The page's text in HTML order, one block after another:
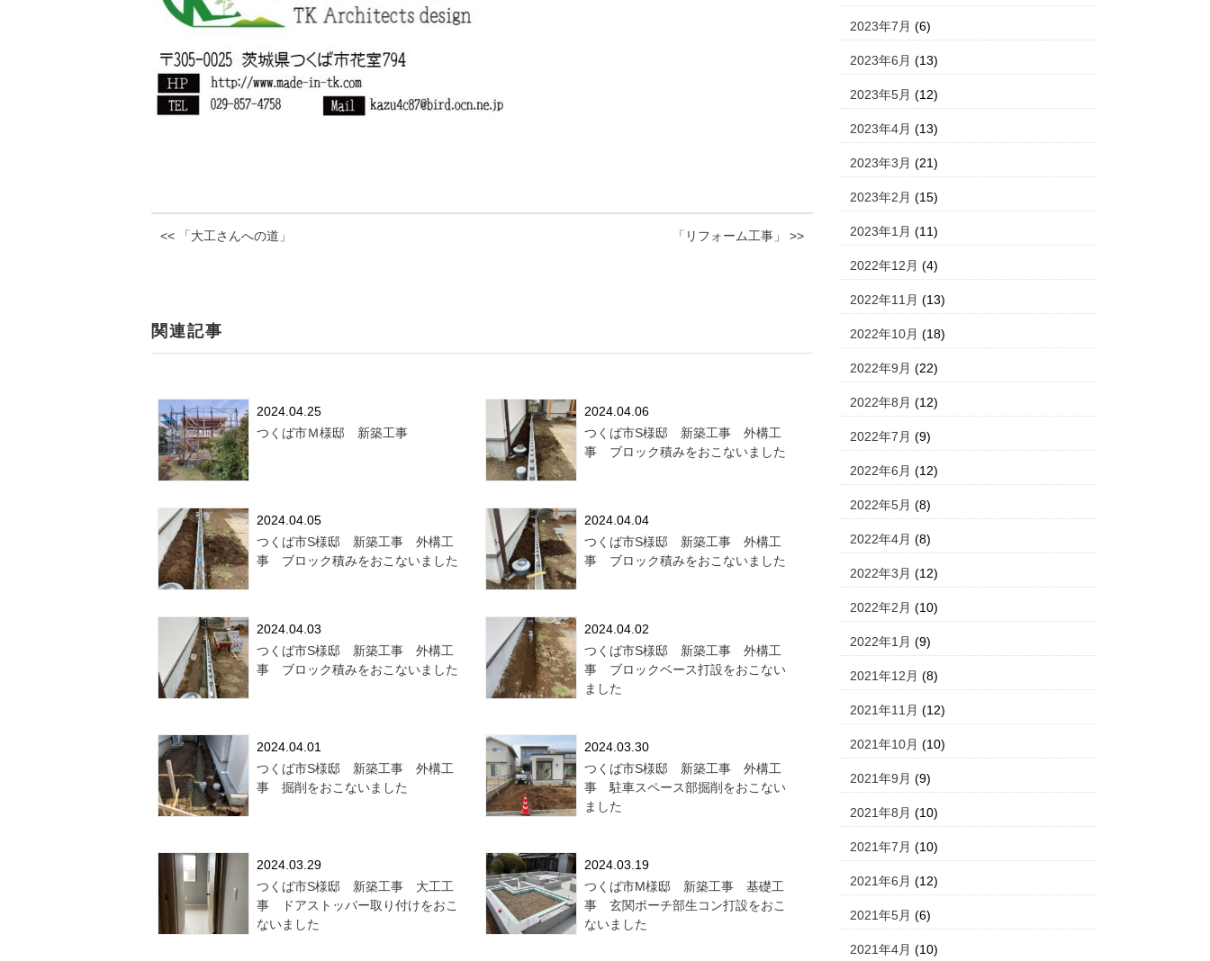
<< 「大工さんへの道」 「リフォーム工事」 >>
関連記事
2024.04.25
つくば市Ｍ様邸 新築工事
2024.04.06
つくば市S様邸 新築工事 外構工
事 ブロック積みをおこないました
2024.04.05
つくば市S様邸 新築工事 外構工
事 ブロック積みをおこないました
2024.04.04
つくば市S様邸 新築工事 外構工
事 ブロック積みをおこないました
2024.04.03
つくば市S様邸 新築工事 外構工
事 ブロック積みをおこないました
2024.04.02
つくば市S様邸 新築工事 外構工
事 ブロックベース打設をおこない
ました
2024.04.01
つくば市S様邸 新築工事 外構工
事 掘削をおこないました
2024.03.30
つくば市S様邸 新築工事 外構工
事 駐車スペース部掘削をおこない
ました
2024.03.29
つくば市S様邸 新築工事 大工工
事 ドアストッパー取り付けをおこ
ないました
2024.03.19
つくば市M様邸 新築工事 基礎工
事 玄関ポーチ部生コン打設をおこ
ないました
2023年7月 (6)
2023年6月 (13)
2023年5月 (12)
2023年4月 (13)
2023年3月 (21)
2023年2月 (15)
2023年1月 (11)
2022年12月 (4)
2022年11月 (13)
2022年10月 (18)
2022年9月 (22)
2022年8月 (12)
2022年7月 (9)
2022年6月 (12)
2022年5月 (8)
2022年4月 (8)
2022年3月 (12)
2022年2月 (10)
2022年1月 (9)
2021年12月 (8)
2021年11月 (12)
2021年10月 (10)
2021年9月 (9)
2021年8月 (10)
2021年7月 (10)
2021年6月 (12)
2021年5月 (6)
2021年4月 (10)